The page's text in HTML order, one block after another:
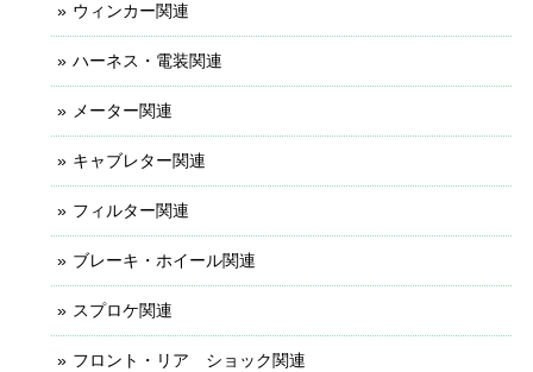
ウィンカー関連
ハーネス・電装関連
メーター関連
キャブレター関連
フィルター関連
ブレーキ・ホイール関連
スプロケ関連
フロント・リア ショック関連